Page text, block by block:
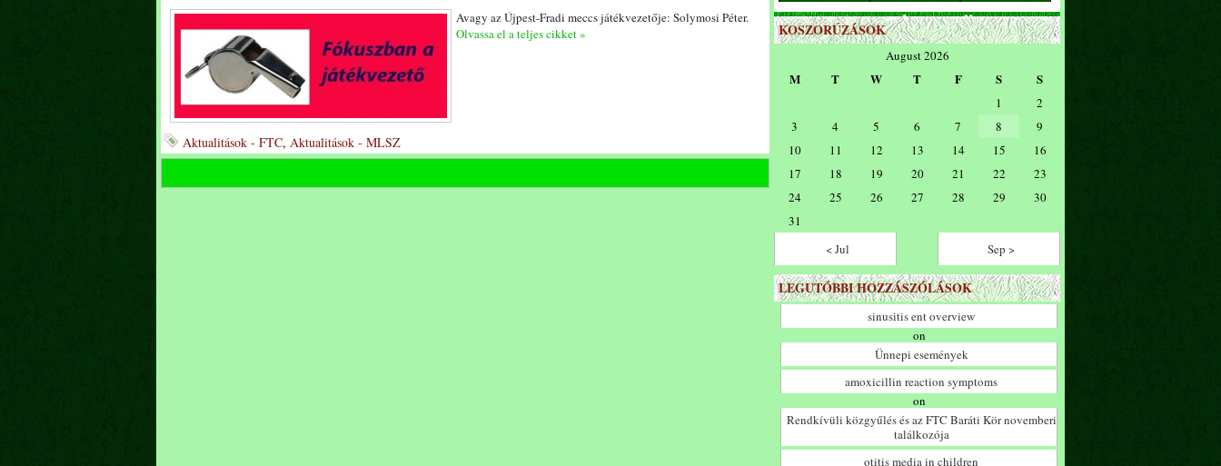
Avagy az Újpest-Fradi meccs játékvezetője: Solymosi Péter.
Olvassa el a teljes cikket »
Aktualitások - FTC, Aktualitások - MLSZ
KOSZORÚZÁSOK
August 2026
M T W T F S S
1
2
3
4 5 6 7 8
9
10
11 12 13 14 15
16
17
18 19 20 21 22
23
24
25 26 27 28 29
30
31
< Jul
Sep >
LEGUTÓBBI HOZZÁSZÓLÁSOK
sinusitis ent overview
on
Ünnepi események
amoxicillin reaction symptoms
on
Rendkívüli közgyűlés és az FTC Baráti Kör novemberi
találkozója
otitis media in children